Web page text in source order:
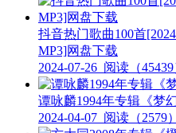
抖音热门歌曲100首
MP3]网盘下载
2024-07-26 阅读（45439
谭咏麟1994年专辑《梦
2024-04-07 阅读（2579）